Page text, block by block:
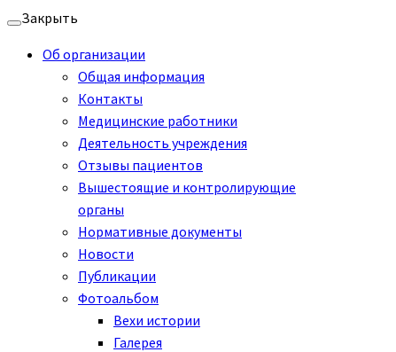
Перейти
содержимому
Закрыть
Об организации
Общая информация
Контакты
Медицинские работники
Деятельность учреждения
Отзывы пациентов
Вышестоящие и контролирующие
органы
Нормативные документы
Новости
Публикации
Фотоальбом
Вехи истории
Галерея